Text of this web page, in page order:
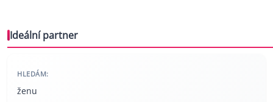
Ideální partner
HLEDÁM:
ženu